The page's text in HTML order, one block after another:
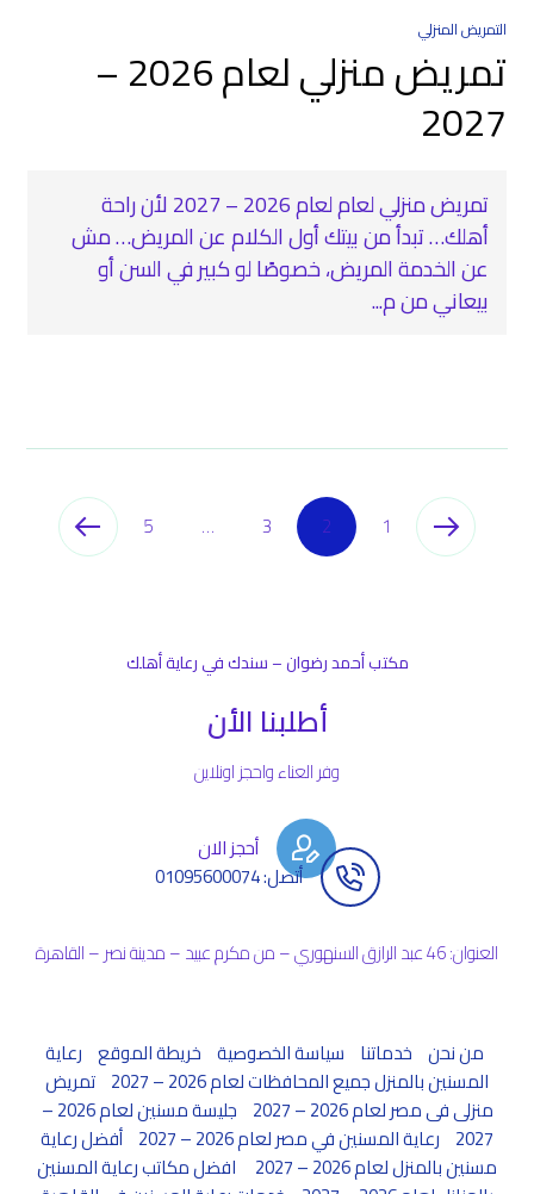
التمريض المنزلي
تمريض منزلي لعام 2026 –
2027
تمريض منزلي لعام لعام 2026 – 2027 لأن راحة
أهلك… تبدأ من بيتك أول الكلام عن المريض… مش
عن الخدمة المريض، خصوصًا لو كبير في السن أو
بيعاني من م...
1
2
3
…
5
مكتب أحمد رضوان – سندك في رعاية أهلك
أطلبنا الأن
وفر العناء واحجز اونلاين
أحجز الان
أتصل: 01095600074
العنوان: 46 عبد الرازق السنهوري – من مكرم عبيد – مدينة نصر – القاهرة
من نحن خدماتنا سياسة الخصوصية خريطة الموقع رعاية
المسنين بالمنزل جميع المحافظات لعام 2026 – 2027
تمريض
منزلى فى مصر لعام 2026 – 2027
جليسة مسنين لعام 2026 –
2027 رعاية المسنين في مصر لعام 2026 – 2027
أفضل رعاية
مسنين بالمنزل لعام 2026 – 2027
افضل مكاتب رعاية المسنين